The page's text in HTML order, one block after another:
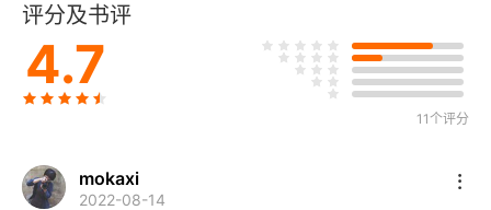
评分及书评
4.7
11个评分
mokaxi
2022-08-14